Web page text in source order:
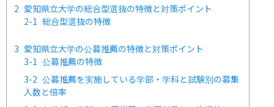
2 愛知県立大学の総合型選抜の特徴と対策ポイント
2-1 総合型選抜の特徴
3 愛知県立大学の公募推薦の特徴と対策ポイント
3-1 公募推薦の特徴
3-2 公募推薦を実施している学部・学科と試験別の募集
人数と倍率